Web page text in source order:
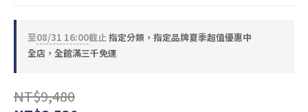
至08/31 16:00截止指定分類，指定品牌夏季超值優惠中
全店，全館滿三千免運
NT$9,480